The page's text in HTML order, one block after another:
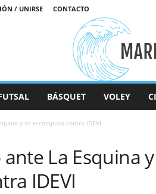
/ UNIRSE CONTACTO
BÁSQUET VOLEY
y se recompuso contra IDEVI
La Esquina
IDEVI